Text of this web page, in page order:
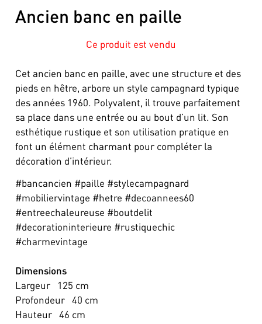
Ancien banc en paille
Ce produit est vendu
Cet ancien banc en paille, avec une structure et des
pieds en hêtre, arbore un style campagnard typique
des années 1960. Polyvalent, il trouve parfaitement
sa place dans une entrée ou au bout d’un lit. Son
esthétique rustique et son utilisation pratique en
font un élément charmant pour compléter la
décoration d’intérieur.
#bancancien #paille #stylecampagnard
#mobiliervintage #hetre #decoannees60
#entreechaleureuse #boutdelit
#decorationinterieure #rustiquechic
#charmevintage
Dimensions
Largeur
125 cm
Profondeur 40 cm
Hauteur 46 cm